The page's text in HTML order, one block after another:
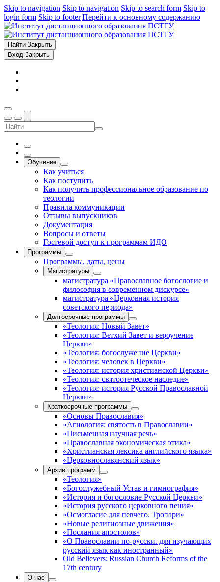
Skip to navigation Skip to navigation Skip to search form Skip to
login form Skip to footer Перейти к основному содержанию
Найти Закрыть
Вход Закрыть
Обучение
Как учиться
Как поступить
Как получить профессиональное образование по
теологии
Правила коммуникации
Отзывы выпускников
Документация
Вопросы и ответы
Гостевой доступ к программам ИДО
Программы
Программы, даты, цены
Магистратуры
магистратура «Православное богословие и
философия в современном дискурсе»
магистратура «Церковная история
советского периода»
Долгосрочные программы
«Теология: Новый Завет»
«Теология: Ветхий Завет и вероучение
Церкви»
«Теология: богослужение Церкви»
«Теология: человек в Церкви»
«Теология: история христианской Церкви»
«Теология: святоотеческое наследие»
«Теология: история Русской Православной
Церкви»
Краткосрочные программы
«Основы Православия»
«Агиология: святость в Православии»
«Письменная научная речь»
«Православная экономическая этика»
«Христианская лексика английского языка»
«Церковнославянский язык»
Архив программ
«Теология»
«Богослужебный Устав и гимнография»
«История и богословие Русской Церкви»
«История русского церковного пения»
«Осмогласие для певчего. Тропари»
«Новые религиозные движения»
«Послания апостолов»
«О Православии по-русски. для изучающих
русский язык как иностранный»
Old Believers: Russian Church Reforms of the
17th century
О нас